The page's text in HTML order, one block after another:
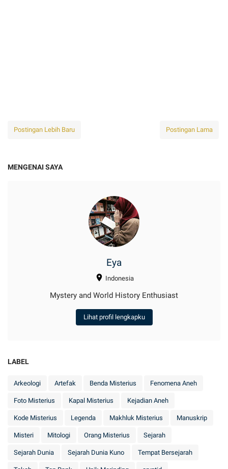
Postingan Lebih Baru Postingan Lama
MENGENAI SAYA
Eya
Indonesia
Mystery and World History Enthusiast
Lihat profil lengkapku
LABEL
Arkeologi Artefak Benda Misterius Fenomena Aneh
Foto Misterius Kapal Misterius Kejadian Aneh
Kode Misterius Legenda Makhluk Misterius Manuskrip
Misteri Mitologi Orang Misterius Sejarah
Sejarah Dunia Sejarah Dunia Kuno Tempat Bersejarah